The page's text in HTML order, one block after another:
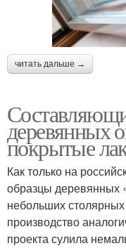
читать дальше →
деревянных
покрытые
Как только на
образцы деревянных
небольших
производство
проекта сулила